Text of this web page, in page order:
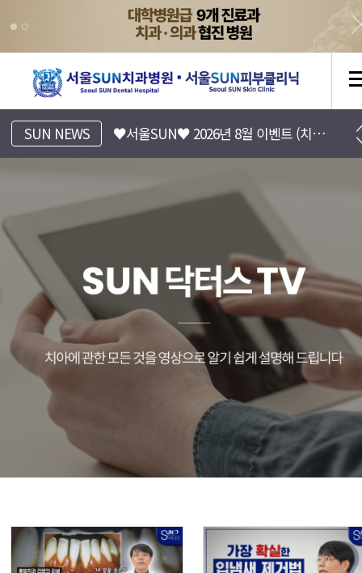
SUN NEWS
[서울SUN치과병원] 진료시간표 안내
♥서울SUN♥ 2026년 8월 이벤트 (치과/피부과)
♥서울SUN♥ 2026년 7월 이벤트 (치과/피부과)